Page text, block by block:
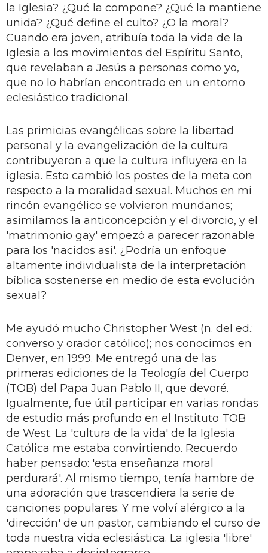
la Iglesia? ¿Qué la compone? ¿Qué la mantiene
unida? ¿Qué define el culto? ¿O la moral?
Cuando era joven, atribuía toda la vida de la
Iglesia a los movimientos del Espíritu Santo,
que revelaban a Jesús a personas como yo,
que no lo habrían encontrado en un entorno
eclesiástico tradicional.
Las primicias evangélicas sobre la libertad
personal y la evangelización de la cultura
contribuyeron a que la cultura influyera en la
iglesia. Esto cambió los postes de la meta con
respecto a la moralidad sexual. Muchos en mi
rincón evangélico se volvieron mundanos;
asimilamos la anticoncepción y el divorcio, y el
'matrimonio gay' empezó a parecer razonable
para los 'nacidos así'. ¿Podría un enfoque
altamente individualista de la interpretación
bíblica sostenerse en medio de esta evolución
sexual?
Me ayudó mucho Christopher West (n. del ed.:
converso y orador católico); nos conocimos en
Denver, en 1999. Me entregó una de las
primeras ediciones de la Teología del Cuerpo
(TOB) del Papa Juan Pablo II, que devoré.
Igualmente, fue útil participar en varias rondas
de estudio más profundo en el Instituto TOB
de West. La 'cultura de la vida' de la Iglesia
Católica me estaba convirtiendo. Recuerdo
haber pensado: 'esta enseñanza moral
perdurará'. Al mismo tiempo, tenía hambre de
una adoración que trascendiera la serie de
canciones populares. Y me volví alérgico a la
'dirección' de un pastor, cambiando el curso de
toda nuestra vida eclesiástica. La iglesia 'libre'